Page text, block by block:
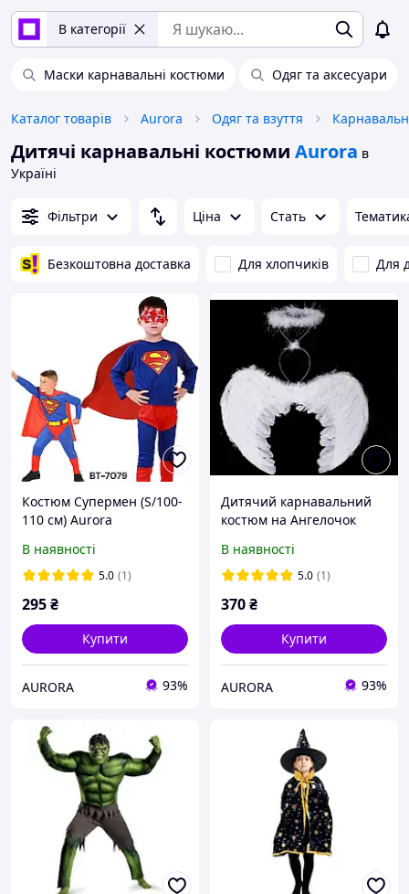
В категорії
Маски карнавальні костюми Одяг та аксесуари
Каталог товарів Aurora Одяг та взуття
Дитячі карнавальні костюми Aurora в
Україні
Фільтри Ціна Стать
Безкоштовна доставка Для хлопчиків Для
Костюм Супермен (S/100-
110 см) Aurora
В наявності
5.0 (1)
295₴
Купити
AURORA 93%
Дитячий карнавальний
костюм на Ангелочок
(крила та німб)
В наявності
5.0 (1)
370₴
Купити
AURORA 93%